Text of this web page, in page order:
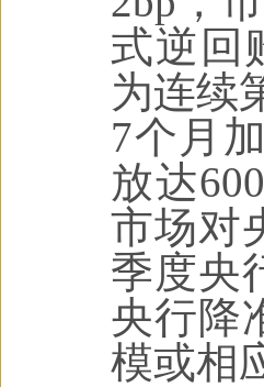
式逆回
为连续
7个月
放达
市场对
季度央
央行降
模或相